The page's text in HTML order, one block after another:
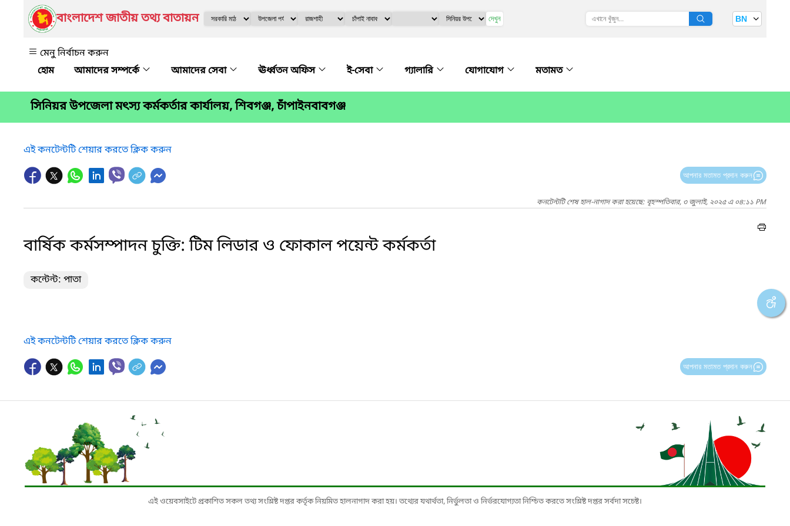
বাংলাদেশ জাতীয় তথ্য বাতায়ন দেখুন BN
মেনু নির্বাচন করুন
আমাদের সম্পর্কে
আমাদের সেবা ঊর্ধ্বতন অফিস ই-সেবা গ্যালারি যোগাযোগ মতামত
সিনিয়র উপজেলা মৎস্য কর্মকর্তার কার্যালয়, শিবগঞ্জ, চাঁপাইনবাবগঞ্জ
এই কনটেন্টটি শেয়ার করতে ক্লিক করুন
আপনার মতামত প্রদান করুন
কনটেন্টটি শেষ হাল-নাগাদ করা হয়েছে: বৃহস্পতিবার, ৩ জুলাই, ২০২৫ এ ০৪:১১ PM
বার্ষিক কর্মসম্পাদন চুক্তি: টিম লিডার ও ফোকাল পয়েন্ট কর্মকর্তা
কন্টেন্ট: পাতা
এই কনটেন্টটি শেয়ার করতে ক্লিক করুন
আপনার মতামত প্রদান করুন
এই ওয়েবসাইটে প্রকাশিত সকল তথ্য সংশ্লিষ্ট দপ্তর কর্তৃক নিয়মিত হালনাগাদ করা হয়। তথ্যের যথার্থতা, নির্ভুলতা ও নির্ভরযোগ্যতা নিশ্চিত করতে সংশ্লিষ্ট দপ্তর সর্বদা সচেষ্ট।